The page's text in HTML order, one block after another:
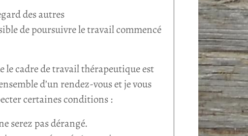
des autres
de poursuivre le travail commencé
le cadre de travail thérapeutique est
d’un rendez-vous et je vous
certaines conditions :
serez pas dérangé.